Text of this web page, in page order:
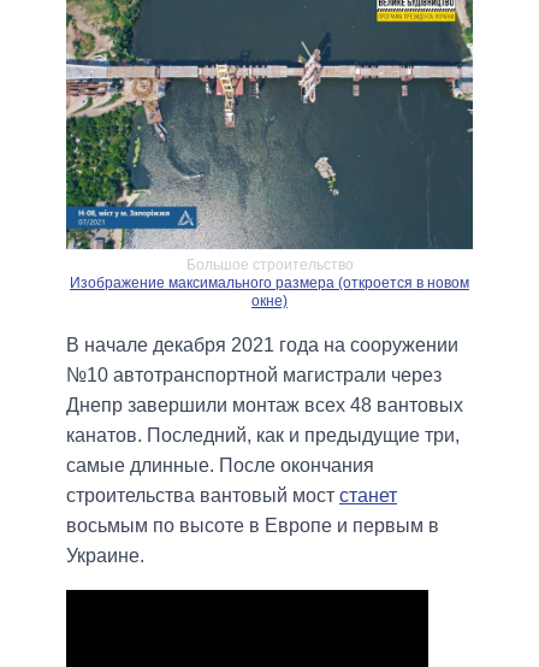
Большое строительство
Изображение максимального размера (откроется в новом
окне)
В начале декабря 2021 года на сооружении
№10 автотранспортной магистрали через
Днепр завершили монтаж всех 48 вантовых
канатов. Последний, как и предыдущие три,
самые длинные. После окончания
строительства вантовый мост станет
восьмым по высоте в Европе и первым в
Украине.